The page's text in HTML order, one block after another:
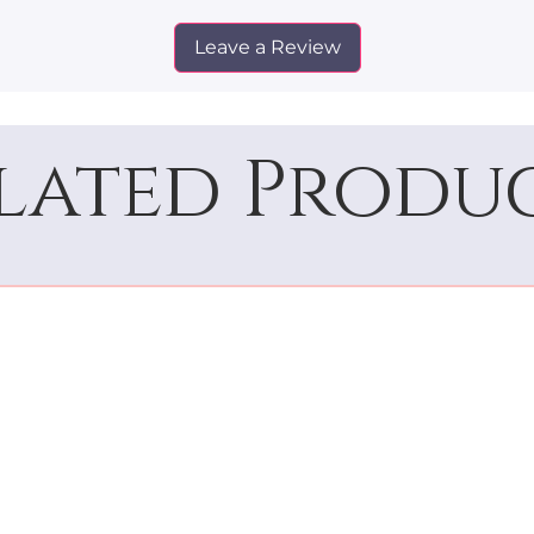
Leave a Review